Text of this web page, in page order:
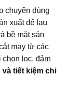
chuyên dùng
xuất để lau
bề mặt sản
may từ các
chọn lọc, đảm
tiết kiệm chi